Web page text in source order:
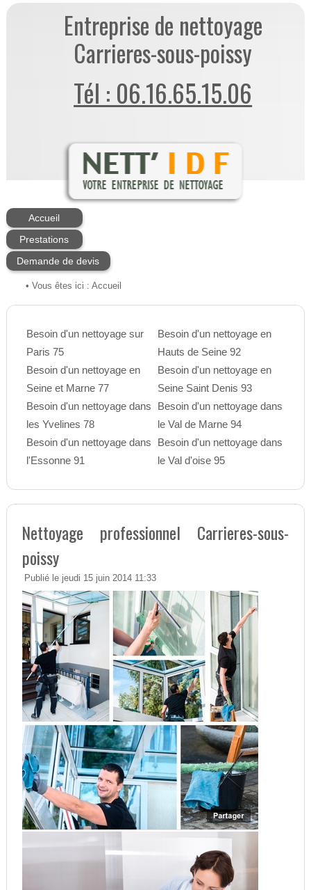
Entreprise de nettoyage
Carrieres-sous-poissy
Tél : 06.16.65.15.06
Accueil
Prestations
Demande de devis
• Vous êtes ici : Accueil
Besoin d'un nettoyage sur
Paris 75
Besoin d'un nettoyage en
Seine et Marne 77
Besoin d'un nettoyage dans
les Yvelines 78
Besoin d'un nettoyage dans
l'Essonne 91
Besoin d'un nettoyage en
Hauts de Seine 92
Besoin d'un nettoyage en
Seine Saint Denis 93
Besoin d'un nettoyage dans
le Val de Marne 94
Besoin d'un nettoyage dans
le Val d'oise 95
Nettoyage professionnel Carrieres-sous-
poissy
Publié le jeudi 15 juin 2014 11:33